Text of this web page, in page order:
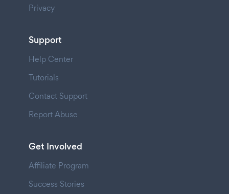
Privacy
Support
Help Center
Tutorials
Contact Support
Report Abuse
Get Involved
Affiliate Program
Success Stories